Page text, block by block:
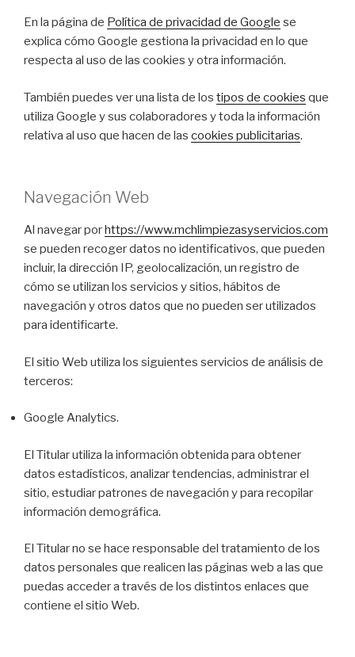
En la página de Política de privacidad de Google se
explica cómo Google gestiona la privacidad en lo que
respecta al uso de las cookies y otra información.
También puedes ver una lista de los tipos de cookies que
utiliza Google y sus colaboradores y toda la información
relativa al uso que hacen de las cookies publicitarias.
Navegación Web
Al navegar porhttps://www.mchlimpiezasyservicios.com
se pueden recoger datos no identificativos, que pueden
incluir, la dirección IP, geolocalización, un registro de
cómo se utilizan los servicios y sitios, hábitos de
navegación y otros datos que no pueden ser utilizados
para identificarte.
El sitio Web utiliza los siguientes servicios de análisis de
terceros:
Google Analytics.
El Titular utiliza la información obtenida para obtener
datos estadísticos, analizar tendencias, administrar el
sitio, estudiar patrones de navegación y para recopilar
información demográfica.
El Titular no se hace responsable del tratamiento de los
datos personales que realicen las páginas web a las que
puedas acceder a través de los distintos enlaces que
contiene el sitio Web.